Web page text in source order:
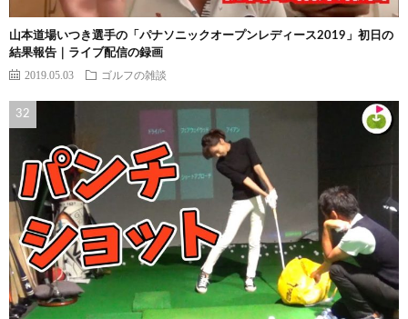
山本道場いつき選手の「パナソニックオープンレディース2019」初日の
結果報告｜ライブ配信の録画
2019.05.03 ゴルフの雑談